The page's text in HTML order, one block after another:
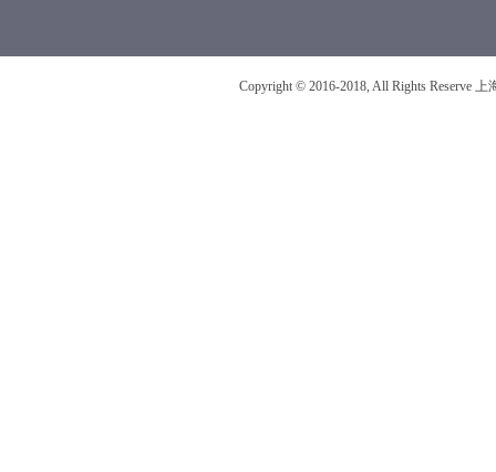
Copyright © 2016-2018, All Rights Reserve